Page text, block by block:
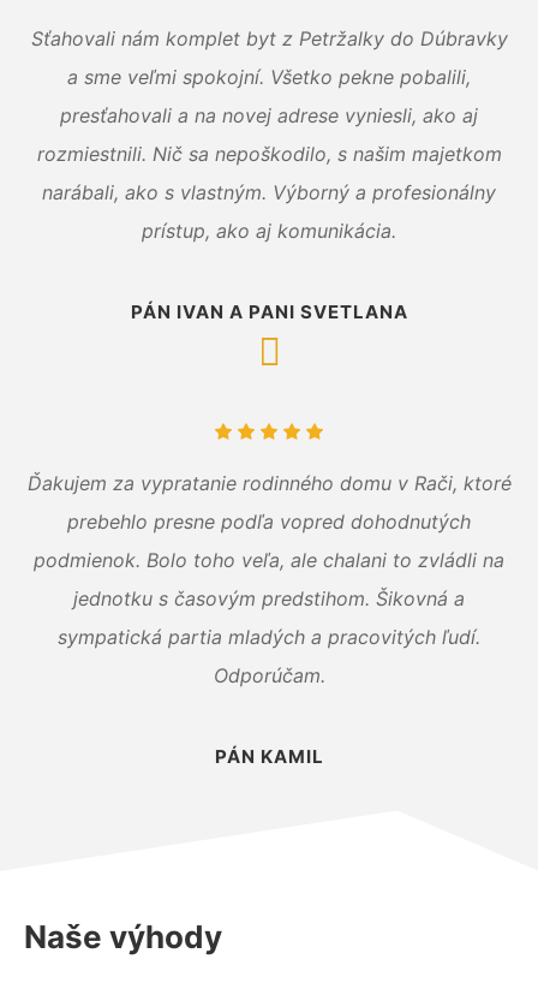
Sťahovali nám komplet byt z Petržalky do Dúbravky
a sme veľmi spokojní. Všetko pekne pobalili,
presťahovali a na novej adrese vyniesli, ako aj
rozmiestnili. Nič sa nepoškodilo, s našim majetkom
narábali, ako s vlastným. Výborný a profesionálny
prístup, ako aj komunikácia.
PÁN IVAN A PANI SVETLANA
Ďakujem za vypratanie rodinného domu v Rači, ktoré
prebehlo presne podľa vopred dohodnutých
podmienok. Bolo toho veľa, ale chalani to zvládli na
jednotku s časovým predstihom. Šikovná a
sympatická partia mladých a pracovitých ľudí.
Odporúčam.
PÁN KAMIL
Naše výhody